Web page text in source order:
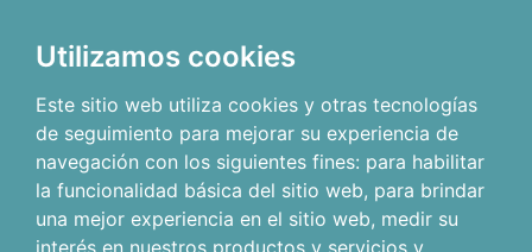
Utilizamos cookies
Este sitio web utiliza cookies y otras tecnologías
de seguimiento para mejorar su experiencia de
navegación con los siguientes fines: para habilitar
la funcionalidad básica del sitio web, para brindar
una mejor experiencia en el sitio web, medir su
interés en nuestros productos y servicios y